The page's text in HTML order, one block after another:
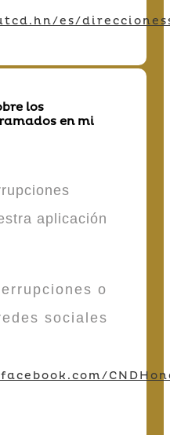
es/
los
en mi
aplicación
o
sociales